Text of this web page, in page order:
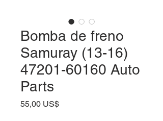
Bomba de freno
Samuray (13-16)
47201-60160 Auto
Parts
55,00 US$Precio